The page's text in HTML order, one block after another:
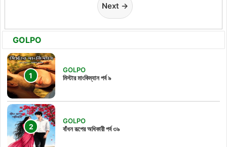
Next →
GOLPO
GOLPO
মিস্টার মাংকিম্যান পর্ব ৯
GOLPO
বাঁধন রূপের অধিকারী পর্ব ৩৯